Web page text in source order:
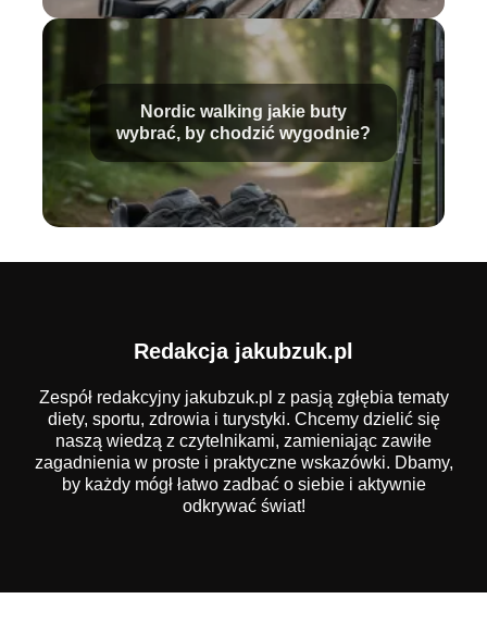
Nordic walking jakie buty
wybrać, by chodzić wygodnie?
Redakcja jakubzuk.pl
Zespół redakcyjny jakubzuk.pl z pasją zgłębia tematy
diety, sportu, zdrowia i turystyki. Chcemy dzielić się
naszą wiedzą z czytelnikami, zamieniając zawiłe
zagadnienia w proste i praktyczne wskazówki. Dbamy,
by każdy mógł łatwo zadbać o siebie i aktywnie
odkrywać świat!